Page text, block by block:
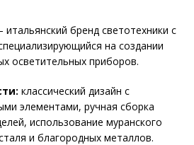
бренд светотехники с
на создании
осветительных приборов.
классический дизайн с
элементами, ручная сборка
использование муранского
и благородных металлов.